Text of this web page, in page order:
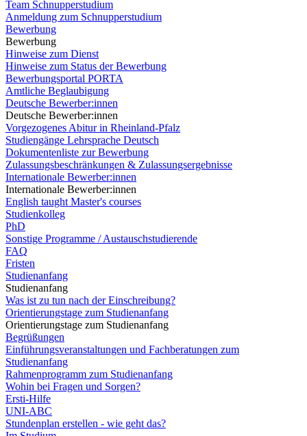
Team Schnupperstudium
Anmeldung zum Schnupperstudium
Bewerbung
Bewerbung
Hinweise zum Dienst
Hinweise zum Status der Bewerbung
Bewerbungsportal PORTA
Amtliche Beglaubigung
Deutsche Bewerber:innen
Deutsche Bewerber:innen
Vorgezogenes Abitur in Rheinland-Pfalz
Studiengänge Lehrsprache Deutsch
Dokumentenliste zur Bewerbung
Zulassungsbeschränkungen & Zulassungsergebnisse
Internationale Bewerber:innen
Internationale Bewerber:innen
English taught Master's courses
Studienkolleg
PhD
Sonstige Programme / Austauschstudierende
FAQ
Fristen
Studienanfang
Studienanfang
Was ist zu tun nach der Einschreibung?
Orientierungstage zum Studienanfang
Orientierungstage zum Studienanfang
Begrüßungen
Einführungsveranstaltungen und Fachberatungen zum
Studienanfang
Rahmenprogramm zum Studienanfang
Wohin bei Fragen und Sorgen?
Ersti-Hilfe
UNI-ABC
Stundenplan erstellen - wie geht das?